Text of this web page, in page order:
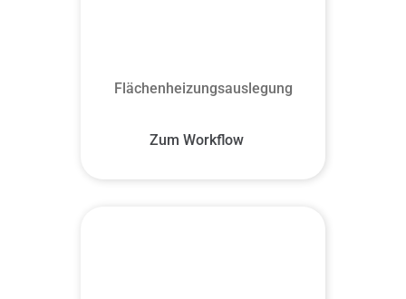
Flächenheizungsauslegung
Zum Workflow